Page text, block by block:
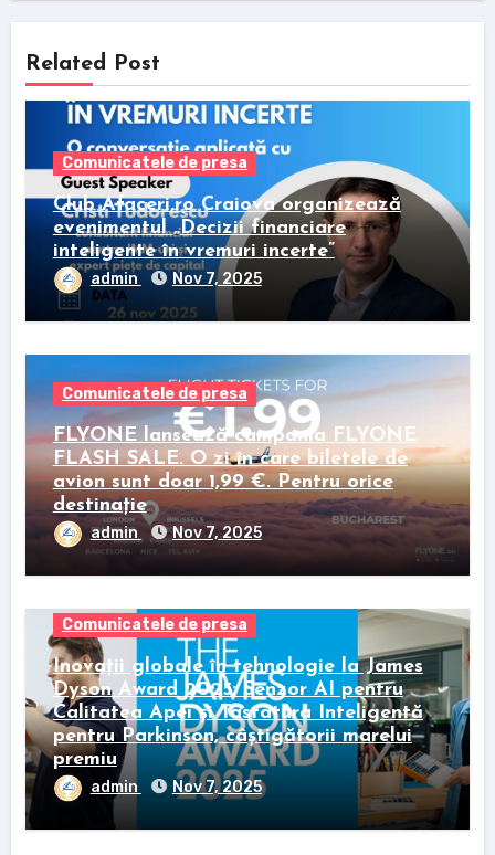
Related Post
Comunicatele de presa
Club Afaceri.ro Craiova organizează
evenimentul „Decizii financiare
inteligente în vremuri incerte”
admin Nov 7, 2025
Comunicatele de presa
FLYONE lansează campania FLYONE
FLASH SALE. O zi în care biletele de
avion sunt doar 1,99 €. Pentru orice
destinație
admin Nov 7, 2025
Comunicatele de presa
Inovații globale în tehnologie la James
Dyson Award 2025: Senzor AI pentru
Calitatea Apei și Tastatura Inteligentă
pentru Parkinson, câștigătorii marelui
premiu
admin Nov 7, 2025